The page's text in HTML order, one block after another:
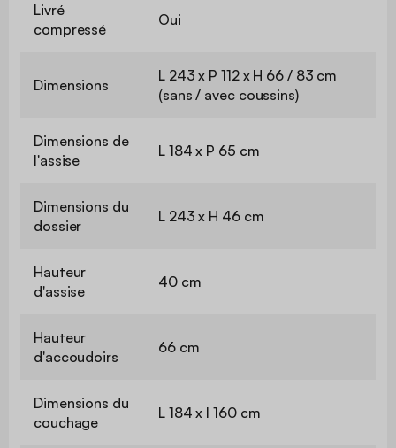
Livré
compressé
Oui
Dimensions
L 243 x P 112 x H 66 / 83 cm
(sans / avec coussins)
Dimensions de
l'assise
L 184 x P 65 cm
Dimensions du
dossier
L 243 x H 46 cm
Hauteur
d'assise
40 cm
Hauteur
d'accoudoirs
66 cm
Dimensions du
couchage
L 184 x l 160 cm